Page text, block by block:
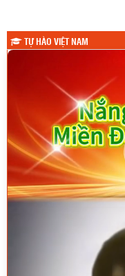
TỰ HÀO VIỆT NAM